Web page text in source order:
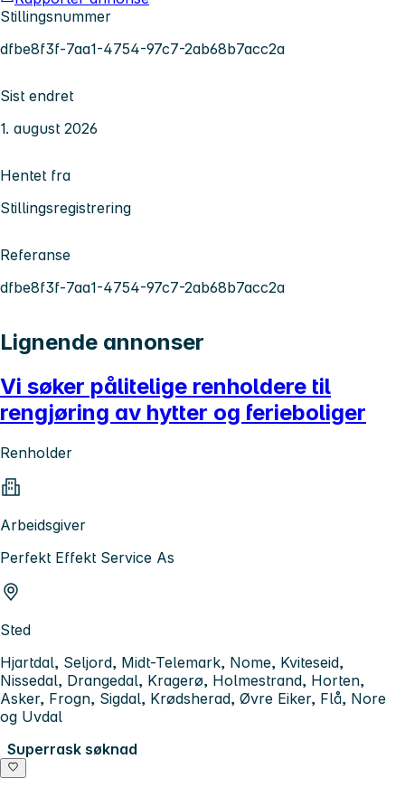
Stillingsnummer
dfbe8f3f-7aa1-4754-97c7-2ab68b7acc2a
Sist endret
1. august 2026
Hentet fra
Stillingsregistrering
Referanse
dfbe8f3f-7aa1-4754-97c7-2ab68b7acc2a
Lignende annonser
Vi søker pålitelige renholdere til
rengjøring av hytter og ferieboliger
Renholder
Arbeidsgiver
Perfekt Effekt Service As
Sted
Hjartdal, Seljord, Midt-Telemark, Nome, Kviteseid,
Nissedal, Drangedal, Kragerø, Holmestrand, Horten,
Asker, Frogn, Sigdal, Krødsherad, Øvre Eiker, Flå, Nore
og Uvdal
Superrask søknad